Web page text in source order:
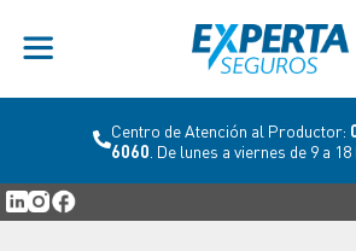
Centro de Atención al Productor:
6060. De lunes a viernes de 9 a 18